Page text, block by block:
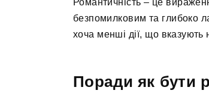
Романтичність – це
безпомилковим та глибоко
хоча менші дії, що
Поради як бути